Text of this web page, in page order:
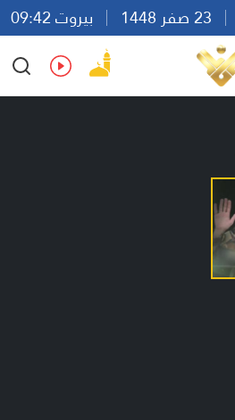
بيروت 09:42
Ar
En Fr Es